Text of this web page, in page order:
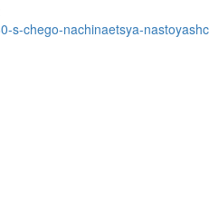
s-chego-nachinaetsya-